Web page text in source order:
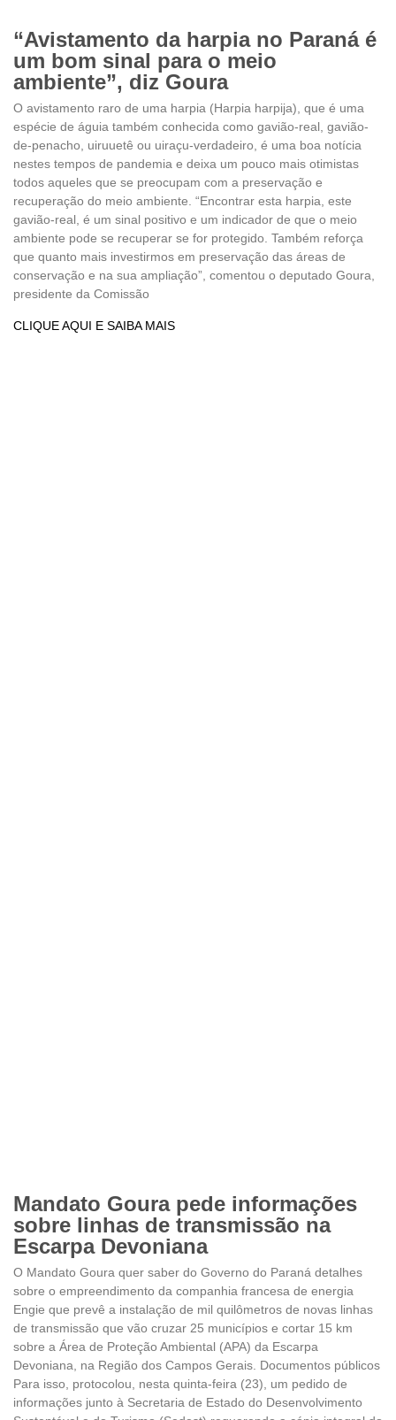
“Avistamento da harpia no Paraná é
um bom sinal para o meio
ambiente”, diz Goura
O avistamento raro de uma harpia (Harpia harpija), que é uma
espécie de águia também conhecida como gavião-real, gavião-
de-penacho, uiruuetê ou uiraçu-verdadeiro, é uma boa notícia
nestes tempos de pandemia e deixa um pouco mais otimistas
todos aqueles que se preocupam com a preservação e
recuperação do meio ambiente. “Encontrar esta harpia, este
gavião-real, é um sinal positivo e um indicador de que o meio
ambiente pode se recuperar se for protegido. Também reforça
que quanto mais investirmos em preservação das áreas de
conservação e na sua ampliação”, comentou o deputado Goura,
presidente da Comissão
CLIQUE AQUI E SAIBA MAIS
Mandato Goura pede informações
sobre linhas de transmissão na
Escarpa Devoniana
O Mandato Goura quer saber do Governo do Paraná detalhes
sobre o empreendimento da companhia francesa de energia
Engie que prevê a instalação de mil quilômetros de novas linhas
de transmissão que vão cruzar 25 municípios e cortar 15 km
sobre a Área de Proteção Ambiental (APA) da Escarpa
Devoniana, na Região dos Campos Gerais. Documentos públicos
Para isso, protocolou, nesta quinta-feira (23), um pedido de
informações junto à Secretaria de Estado do Desenvolvimento